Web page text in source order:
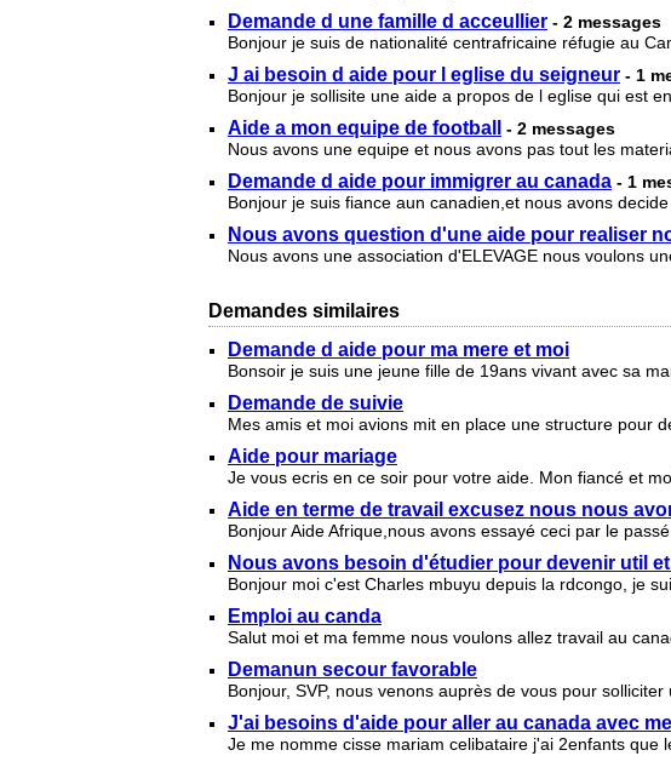
Demande d une famille d acceullier - 2 messages
Bonjour je suis de nationalité centrafricaine réfugie au
J ai besoin d aide pour l eglise du seigneur - 1
Bonjour je sollisite une aide a propos de l eglise qui est
Aide a mon equipe de football
- 2 messages
Nous avons une equipe et nous avons pas tout les
Demande d aide pour immigrer au canada - 1
Bonjour je suis fiance aun canadien,et nous avons
Nous avons question d'une aide pour realiser
Nous avons une association d'ELEVAGE nous voulons
Demandes similaires
Demande d aide pour ma mere et moi
Bonsoir je suis une jeune fille de 19ans vivant avec sa
Demande de suivie
Mes amis et moi avions mit en place une structure pour
Aide pour mariage
Je vous ecris en ce soir pour votre aide. Mon fiancé et
Aide en terme de travail excusez nous nous
Bonjour Aide Afrique,nous avons essayé ceci par le
Nous avons besoin d'étudier pour devenir util
Bonjour moi c'est Charles mbuyu depuis la rdcongo, je
Emploi au canda
Salut moi et ma femme nous voulons allez travail au
Demanun secour favorable
Bonjour, SVP, nous venons auprès de vous pour
J'ai besoins d'aide pour aller au canada avec
Je me nomme cisse mariam celibataire j'ai 2enfants que